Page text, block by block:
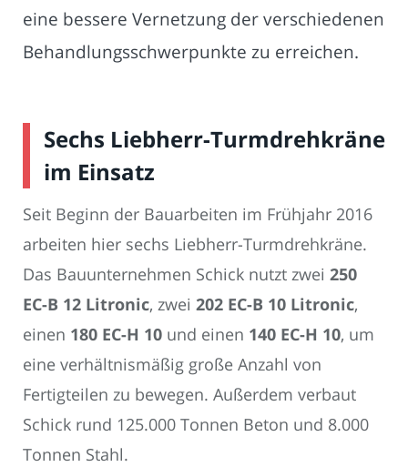
eine bessere Vernetzung der verschiedenen
Behandlungsschwerpunkte zu erreichen.
Sechs Liebherr-Turmdrehkräne
im Einsatz
Seit Beginn der Bauarbeiten im Frühjahr 2016
arbeiten hier sechs Liebherr-Turmdrehkräne.
Das Bauunternehmen Schick nutzt zwei 250
EC-B 12 Litronic, zwei 202 EC-B 10 Litronic,
einen 180 EC-H 10 und einen 140 EC-H 10, um
eine verhältnismäßig große Anzahl von
Fertigteilen zu bewegen. Außerdem verbaut
Schick rund 125.000 Tonnen Beton und 8.000
Tonnen Stahl.